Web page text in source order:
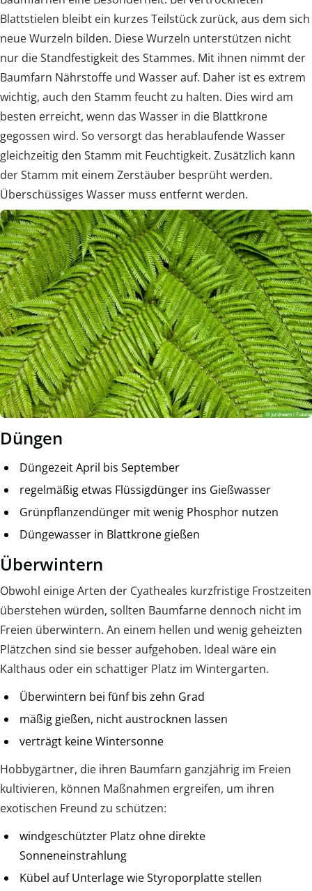
Blattstielen bleibt ein kurzes Teilstück zurück, aus dem sich
neue Wurzeln bilden. Diese Wurzeln unterstützen nicht
nur die Standfestigkeit des Stammes. Mit ihnen nimmt der
Baumfarn Nährstoffe und Wasser auf. Daher ist es extrem
wichtig, auch den Stamm feucht zu halten. Dies wird am
besten erreicht, wenn das Wasser in die Blattkrone
gegossen wird. So versorgt das herablaufende Wasser
gleichzeitig den Stamm mit Feuchtigkeit. Zusätzlich kann
der Stamm mit einem Zerstäuber besprüht werden.
Überschüssiges Wasser muss entfernt werden.
Düngen
Düngezeit April bis September
regelmäßig etwas Flüssigdünger ins Gießwasser
Grünpflanzendünger mit wenig Phosphor nutzen
Düngewasser in Blattkrone gießen
Überwintern
Obwohl einige Arten der Cyatheales kurzfristige Frostzeiten
überstehen würden, sollten Baumfarne dennoch nicht im
Freien überwintern. An einem hellen und wenig geheizten
Plätzchen sind sie besser aufgehoben. Ideal wäre ein
Kalthaus oder ein schattiger Platz im Wintergarten.
Überwintern bei fünf bis zehn Grad
mäßig gießen, nicht austrocknen lassen
verträgt keine Wintersonne
Hobbygärtner, die ihren Baumfarn ganzjährig im Freien
kultivieren, können Maßnahmen ergreifen, um ihren
exotischen Freund zu schützen:
windgeschützter Platz ohne direkte
Sonneneinstrahlung
Kübel auf Unterlage wie Styroporplatte stellen